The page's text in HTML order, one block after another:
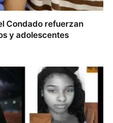
Condado refuerzan
y adolescentes